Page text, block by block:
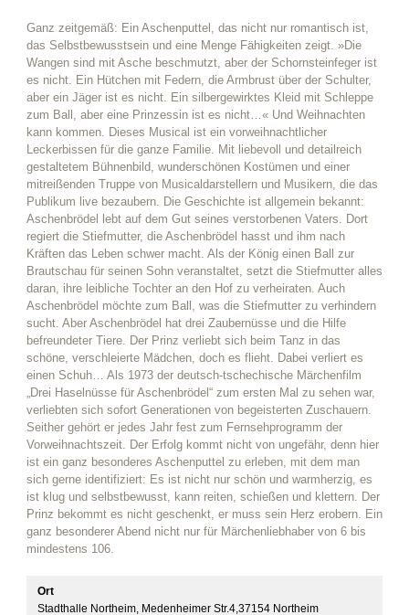
Ganz zeitgemäß: Ein Aschenputtel, das nicht nur romantisch ist,
das Selbstbewusstsein und eine Menge Fähigkeiten zeigt. »Die
Wangen sind mit Asche beschmutzt, aber der Schornsteinfeger ist
es nicht. Ein Hütchen mit Federn, die Armbrust über der Schulter,
aber ein Jäger ist es nicht. Ein silbergewirktes Kleid mit Schleppe
zum Ball, aber eine Prinzessin ist es nicht…« Und Weihnachten
kann kommen. Dieses Musical ist ein vorweihnachtlicher
Leckerbissen für die ganze Familie. Mit liebevoll und detailreich
gestaltetem Bühnenbild, wunderschönen Kostümen und einer
mitreißenden Truppe von Musicaldarstellern und Musikern, die das
Publikum live bezaubern. Die Geschichte ist allgemein bekannt:
Aschenbrödel lebt auf dem Gut seines verstorbenen Vaters. Dort
regiert die Stiefmutter, die Aschenbrödel hasst und ihm nach
Kräften das Leben schwer macht. Als der König einen Ball zur
Brautschau für seinen Sohn veranstaltet, setzt die Stiefmutter alles
daran, ihre leibliche Tochter an den Hof zu verheiraten. Auch
Aschenbrödel möchte zum Ball, was die Stiefmutter zu verhindern
sucht. Aber Aschenbrödel hat drei Zaubernüsse und die Hilfe
befreundeter Tiere. Der Prinz verliebt sich beim Tanz in das
schöne, verschleierte Mädchen, doch es flieht. Dabei verliert es
einen Schuh… Als 1973 der deutsch-tschechische Märchenfilm
„Drei Haselnüsse für Aschenbrödel“ zum ersten Mal zu sehen war,
verliebten sich sofort Generationen von begeisterten Zuschauern.
Seither gehört er jedes Jahr fest zum Fernsehprogramm der
Vorweihnachtszeit. Der Erfolg kommt nicht von ungefähr, denn hier
ist ein ganz besonderes Aschenputtel zu erleben, mit dem man
sich gerne identifiziert: Es ist nicht nur schön und warmherzig, es
ist klug und selbstbewusst, kann reiten, schießen und klettern. Der
Prinz bekommt es nicht geschenkt, er muss sein Herz erobern. Ein
ganz besonderer Abend nicht nur für Märchenliebhaber von 6 bis
mindestens 106.
Ort
Stadthalle Northeim, Medenheimer Str.4,37154 Northeim